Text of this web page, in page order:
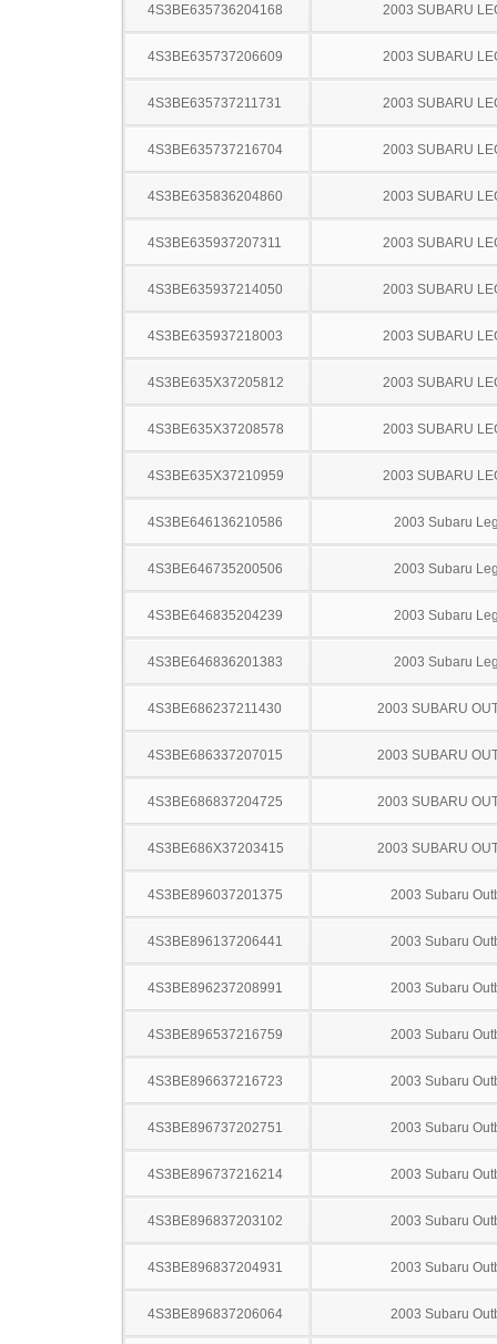
4S3BE635736204168 2003 SUBARU
4S3BE635737206609 2003 SUBARU
4S3BE635737211731 2003 SUBARU
4S3BE635737216704 2003 SUBARU
4S3BE635836204860 2003 SUBARU
4S3BE635937207311 2003 SUBARU
4S3BE635937214050 2003 SUBARU
4S3BE635937218003 2003 SUBARU
4S3BE635X37205812 2003 SUBARU
4S3BE635X37208578 2003 SUBARU
4S3BE635X37210959 2003 SUBARU
4S3BE646136210586 2003 Subaru
4S3BE646735200506 2003 Subaru
4S3BE646835204239 2003 Subaru
4S3BE646836201383 2003 Subaru
4S3BE686237211430 2003 SUBARU
4S3BE686337207015 2003 SUBARU
4S3BE686837204725 2003 SUBARU
4S3BE686X37203415 2003 SUBARU
4S3BE896037201375 2003 Subaru
4S3BE896137206441 2003 Subaru
4S3BE896237208991 2003 Subaru
4S3BE896537216759 2003 Subaru
4S3BE896637216723 2003 Subaru
4S3BE896737202751 2003 Subaru
4S3BE896737216214 2003 Subaru
4S3BE896837203102 2003 Subaru
4S3BE896837204931 2003 Subaru
4S3BE896837206064 2003 Subaru